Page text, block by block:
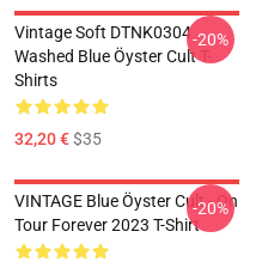
Vintage Soft DTNK0304
Washed Blue Öyster Cult T-
Shirts
32,20 €$35
-20%
VINTAGE Blue Öyster Cult - On
Tour Forever 2023 T-Shirt
-20%